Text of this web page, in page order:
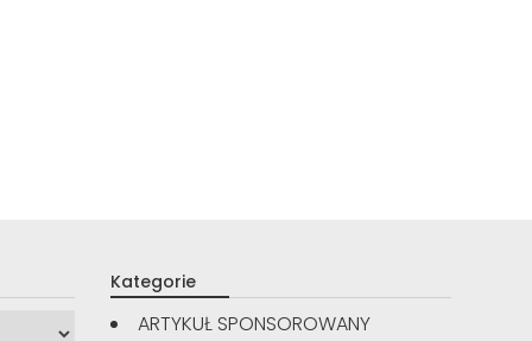
Kategorie
ARTYKUŁ SPONSOROWANY